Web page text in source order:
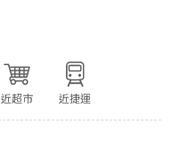
近超市 近捷運